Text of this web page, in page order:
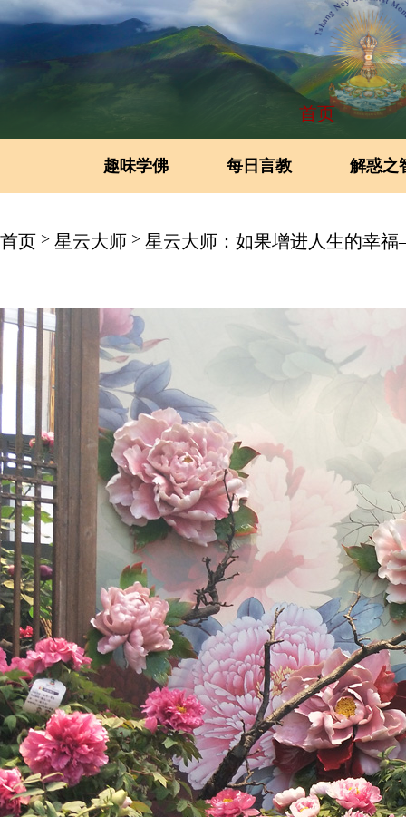
首页
趣味学佛 每日言教 解惑之
首页 > 星云大师 > 星云大师：如果增进人生的幸